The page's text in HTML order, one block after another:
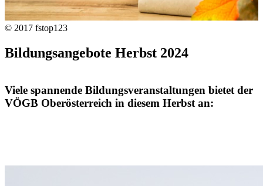
© 2017 fstop123
Bildungsangebote Herbst 2024
Viele spannende Bildungsveranstaltungen bietet der
VÖGB Oberösterreich in diesem Herbst an: